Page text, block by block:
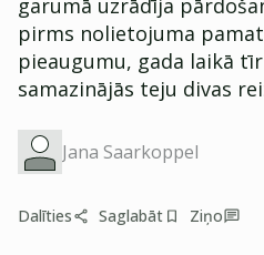
garumā uzrādīja
pirms nolietojuma
pieaugumu, gada laikā
samazinājās teju divas
Jana Saarkoppel
Dalīties Saglabāt Ziņo